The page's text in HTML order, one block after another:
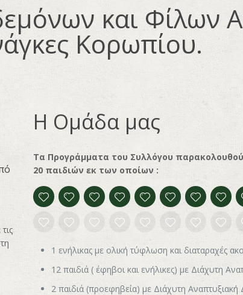
και Φίλων
Κορωπίου.
Η Ομάδα μας
Τα Προγράμματα του Συλλόγου
20 παιδιών εκ των οποίων :
1 ενήλικας με ολική τύφλωση και διαταραχές
12 παιδιά ( έφηβοι και ενήλικες) με Διάχυτη
2 παιδιά (προεφηβεία) με Διάχυτη